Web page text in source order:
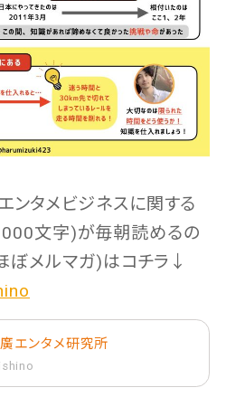
タメビジネスに関する
文字)が毎朝読めるの
ぼメルマガ)はコチラ↓
エンタメ研究所